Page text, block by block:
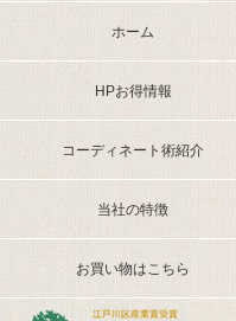
ホーム
HPお得情報
コーディネート術紹介
当社の特徴
お買い物はこちら